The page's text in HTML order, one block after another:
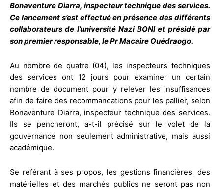
Bonaventure Diarra, inspecteur technique des services.
Ce lancement s’est effectué en présence des différents
collaborateurs de l’université Nazi BONI et présidé par
son premier responsable, le Pr Macaire Ouédraogo.
Au nombre de quatre (04), les inspecteurs techniques
des services ont 12 jours pour examiner un certain
nombre de document pour y relever les insuffisances
afin de faire des recommandations pour les pallier, selon
Bonaventure Diarra, inspecteur technique des services.
Ils se pencheront, a-t-il précisé sur le volet de la
gouvernance non seulement administrative, mais aussi
académique.
Se référant à ses propos, les gestions financières, des
matérielles et des marchés publics ne seront pas non